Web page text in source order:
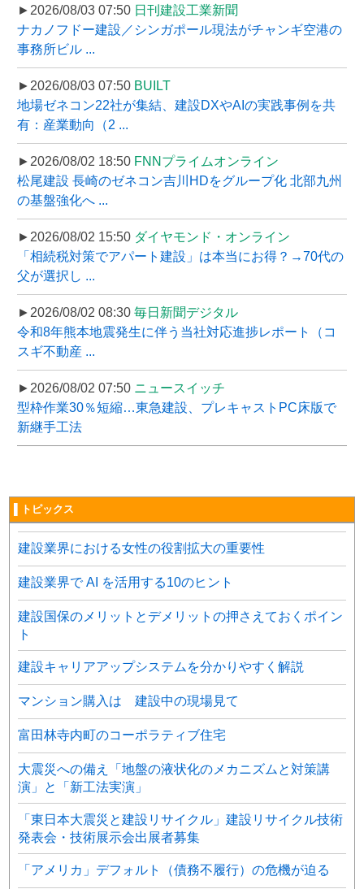
►2026/08/03 07:50 日刊建設工業新聞
ナカノフドー建設／シンガポール現法がチャンギ空港の
事務所ビル ...
►2026/08/03 07:50 BUILT
地場ゼネコン22社が集結、建設DXやAIの実践事例を共
有：産業動向（2 ...
►2026/08/02 18:50 FNNプライムオンライン
松尾建設 長崎のゼネコン吉川HDをグループ化 北部九州
の基盤強化へ ...
►2026/08/02 15:50 ダイヤモンド・オンライン
「相続税対策でアパート建設」は本当にお得？→70代の
父が選択し ...
►2026/08/02 08:30 毎日新聞デジタル
令和8年熊本地震発生に伴う当社対応進捗レポート（コ
スギ不動産 ...
►2026/08/02 07:50 ニュースイッチ
型枠作業30％短縮…東急建設、プレキャストPC床版で
新継手工法
▌トピックス
建設業界における女性の役割拡大の重要性
建設業界で AI を活用する10のヒント
建設国保のメリットとデメリットの押さえておくポイン
ト
建設キャリアアップシステムを分かりやすく解説
マンション購入は 建設中の現場見て
富田林寺内町のコーポラティブ住宅
大震災への備え「地盤の液状化のメカニズムと対策講
演」と「新工法実演」
「東日本大震災と建設リサイクル」建設リサイクル技術
発表会・技術展示会出展者募集
「アメリカ」デフォルト（債務不履行）の危機が迫る